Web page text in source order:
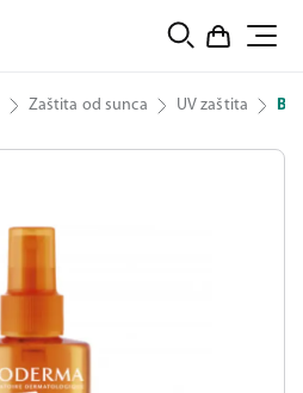
Zaštita od sunca UV zaštita